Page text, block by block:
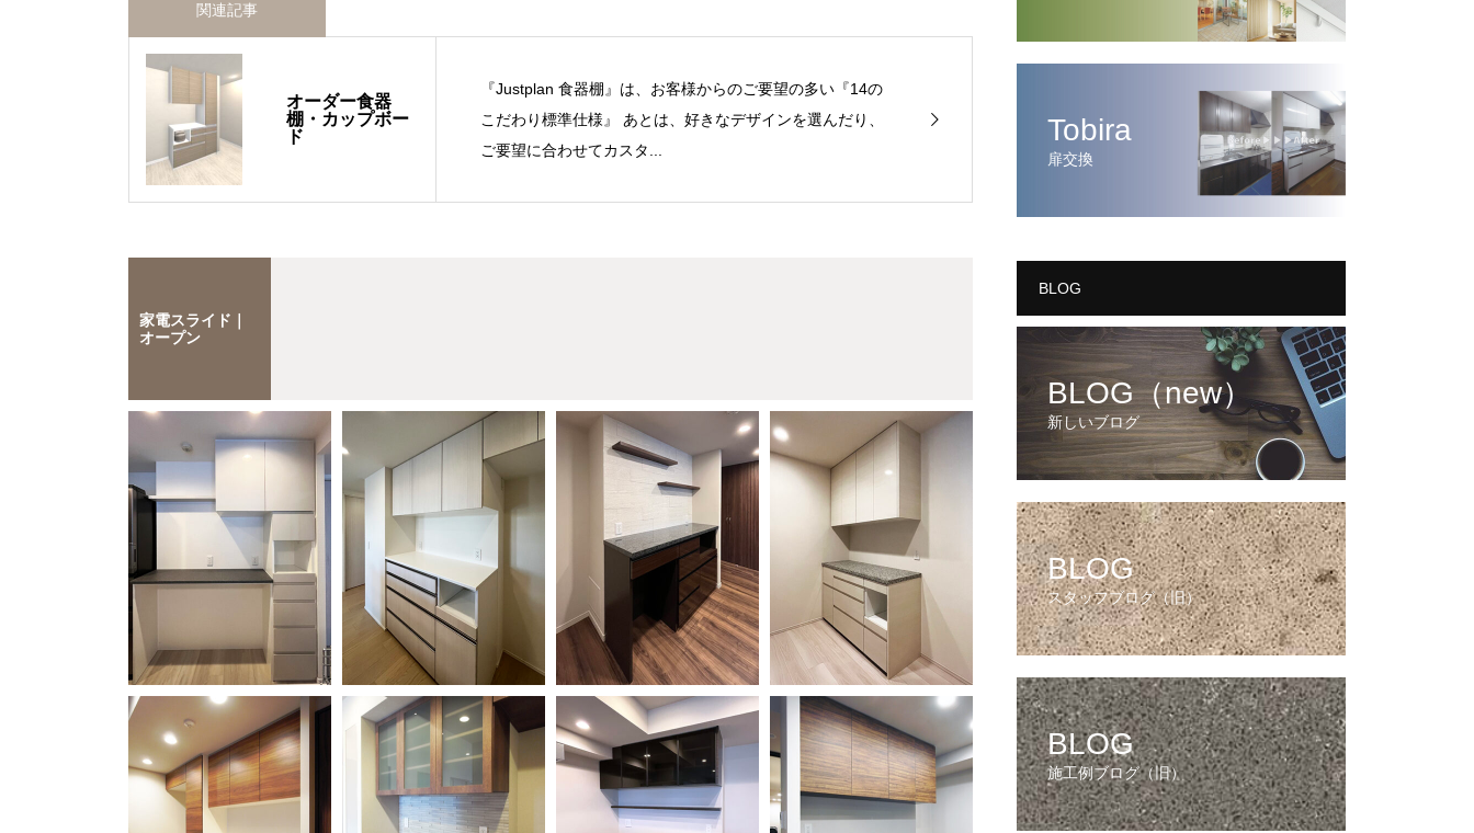
関連記事
オーダー食器
棚・カップボー
ド
『Justplan 食器棚』は、お客様からのご要望の多い『14の
こだわり標準仕様』 あとは、好きなデザインを選んだり、
ご要望に合わせてカスタ...
家電スライド｜
オープン
Tobira
扉交換
BLOG
BLOG（new）
新しいブログ
BLOG
スタッフブログ（旧）
BLOG
施工例ブログ（旧）